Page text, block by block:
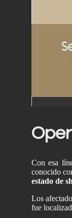
Con esa
conocido
estado de
Los
fue